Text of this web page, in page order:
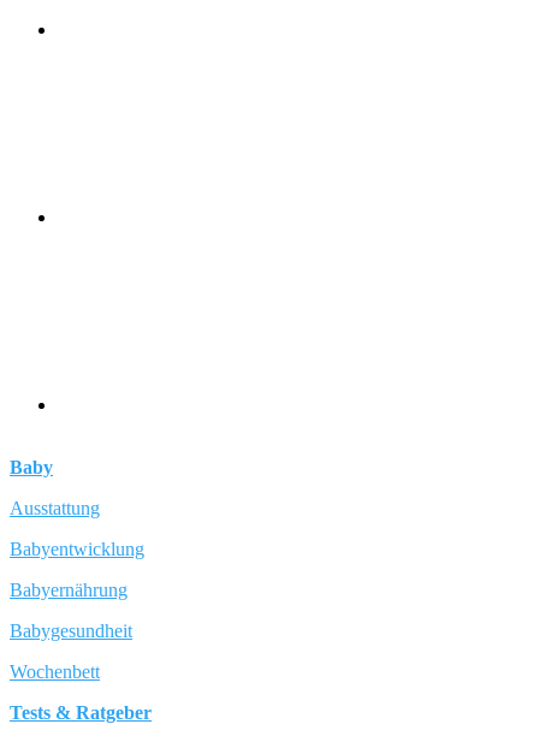
Baby
Ausstattung
Babyentwicklung
Babyernährung
Babygesundheit
Wochenbett
Tests & Ratgeber